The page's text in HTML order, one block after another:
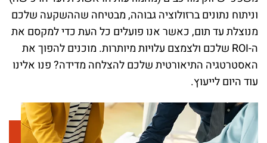
וניתוח נתונים ברזולוציה גבוהה, מבטיחה שההשקעה שלכם
מנוצלת עד תום, כאשר אנו פועלים כל העת כדי למקסם את
ה-ROI שלכם ולצמצם עלויות מיותרות. מוכנים להפוך את
האסטרטגיה התיאורטית שלכם להצלחה מדידה? פנו אלינו
עוד היום לייעוץ.